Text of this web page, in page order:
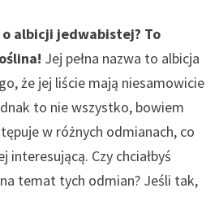
o albicji jedwabistej? To
Jej pełna nazwa to albicja
że jej liście mają niesamowicie
to nie wszystko, bowiem
w różnych odmianach, co
interesującą. Czy chciałbyś
temat tych odmian? Jeśli tak,